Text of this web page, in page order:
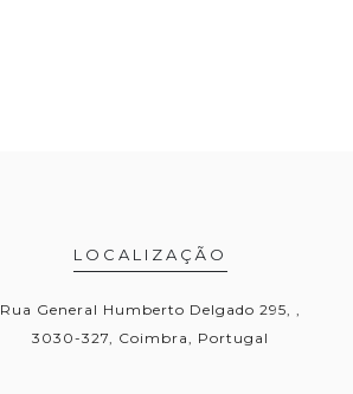
LOCALIZAÇÃO
Rua General Humberto Delgado 295, ,
3030-327, Coimbra, Portugal